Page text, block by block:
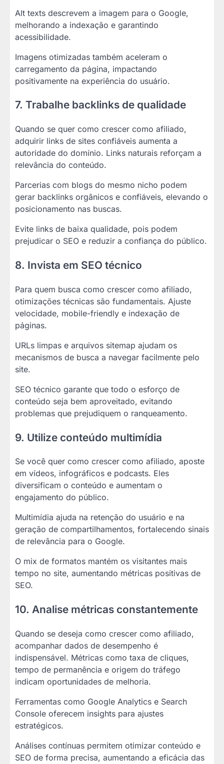
Alt texts descrevem a imagem para o Google,
melhorando a indexação e garantindo
acessibilidade.
Imagens otimizadas também aceleram o
carregamento da página, impactando
positivamente na experiência do usuário.
7. Trabalhe backlinks de qualidade
Quando se quer como crescer como afiliado,
adquirir links de sites confiáveis aumenta a
autoridade do domínio. Links naturais reforçam a
relevância do conteúdo.
Parcerias com blogs do mesmo nicho podem
gerar backlinks orgânicos e confiáveis, elevando o
posicionamento nas buscas.
Evite links de baixa qualidade, pois podem
prejudicar o SEO e reduzir a confiança do público.
8. Invista em SEO técnico
Para quem busca como crescer como afiliado,
otimizações técnicas são fundamentais. Ajuste
velocidade, mobile-friendly e indexação de
páginas.
URLs limpas e arquivos sitemap ajudam os
mecanismos de busca a navegar facilmente pelo
site.
SEO técnico garante que todo o esforço de
conteúdo seja bem aproveitado, evitando
problemas que prejudiquem o ranqueamento.
9. Utilize conteúdo multimídia
Se você quer como crescer como afiliado, aposte
em vídeos, infográficos e podcasts. Eles
diversificam o conteúdo e aumentam o
engajamento do público.
Multimídia ajuda na retenção do usuário e na
geração de compartilhamentos, fortalecendo sinais
de relevância para o Google.
O mix de formatos mantém os visitantes mais
tempo no site, aumentando métricas positivas de
SEO.
10. Analise métricas constantemente
Quando se deseja como crescer como afiliado,
acompanhar dados de desempenho é
indispensável. Métricas como taxa de cliques,
tempo de permanência e origem do tráfego
indicam oportunidades de melhoria.
Ferramentas como Google Analytics e Search
Console oferecem insights para ajustes
estratégicos.
Análises contínuas permitem otimizar conteúdo e
SEO de forma precisa, aumentando a eficácia das